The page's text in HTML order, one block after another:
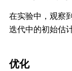
在实验中，观察
迭代中的初始估
优化